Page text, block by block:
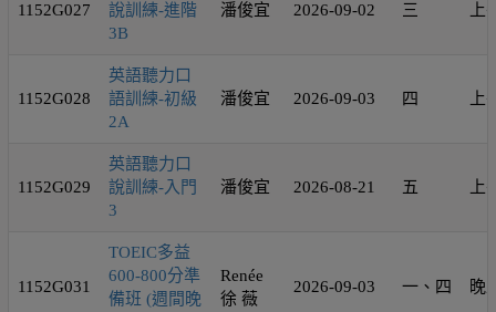
1152G027
說訓練-進階
3B
潘俊宜 2026-09-02 三 上
1152G028
英語聽力口
語訓練-初級
2A
潘俊宜 2026-09-03 四 上
1152G029
英語聽力口
說訓練-入門
3
潘俊宜 2026-08-21 五 上
1152G031
TOEIC多益
600-800分準
備班 (週間晚
Renée
徐 薇
2026-09-03 一、四 晚